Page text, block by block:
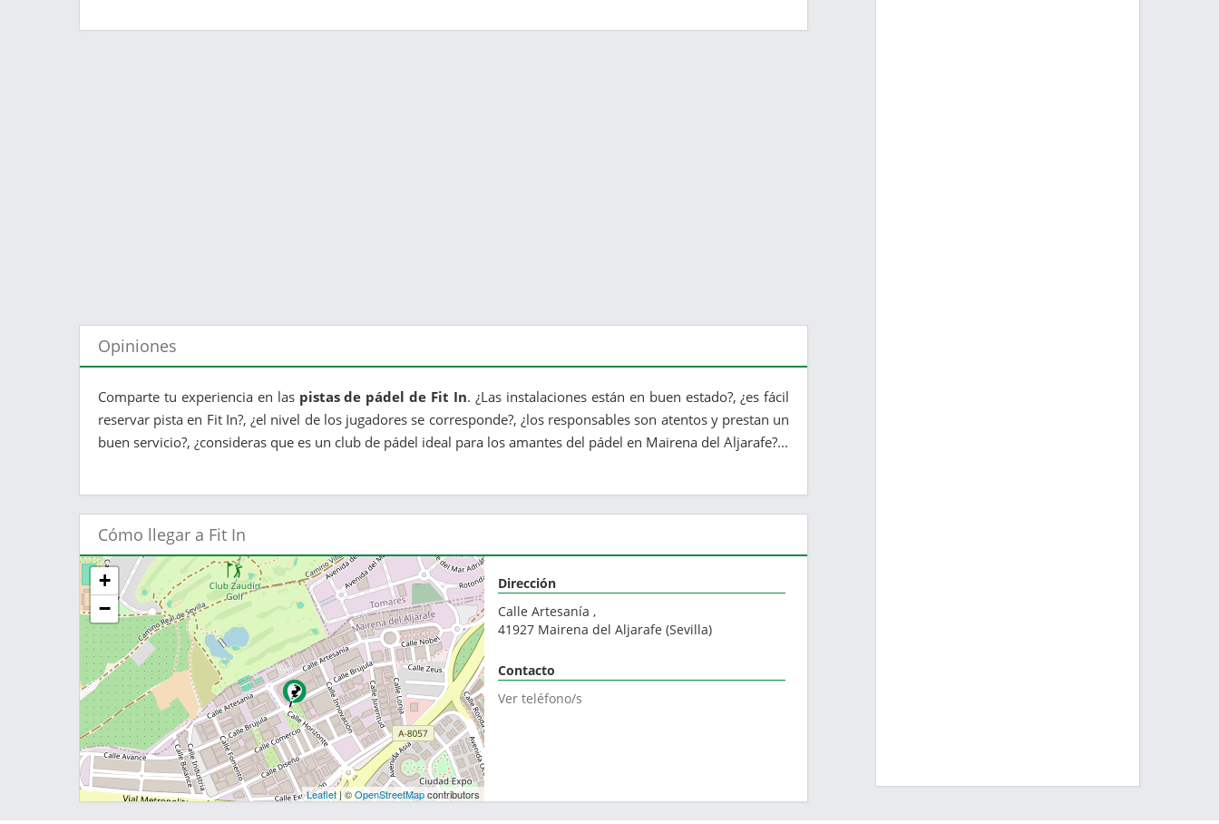
Opiniones
Comparte tu experiencia en las pistas de pádel de Fit In. ¿Las instalaciones están en buen estado?, ¿es fácil
reservar pista en Fit In?, ¿el nivel de los jugadores se corresponde?, ¿los responsables son atentos y prestan un
buen servicio?, ¿consideras que es un club de pádel ideal para los amantes del pádel en Mairena del Aljarafe?...
Cómo llegar a Fit In
+
−
Leaflet| ©OpenStreetMapcontributors
Dirección
Calle Artesanía ,
41927 Mairena del Aljarafe (Sevilla)
Contacto
Ver teléfono/s